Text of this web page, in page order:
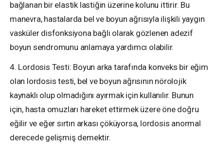
bağlanan bir elastik lastiğin üzerine kolunu ittirir. Bu
manevra, hastalarda bel ve boyun ağrısıyla ilişkili yaygın
vasküler disfonksiyona bağlı olarak gözlenen adezif
boyun sendromunu anlamaya yardımcı olabilir.
4. Lordosis Testi: Boyun arka tarafında konveks bir eğim
olan lordosis testi, bel ve boyun ağrısının nörolojik
kaynaklı olup olmadığını ayırmak için kullanılır. Bunun
için, hasta omuzları hareket ettirmek üzere öne doğru
eğilir ve eğer sırtın arkası çöküyorsa, lordosis anormal
derecede gelişmiş demektir.